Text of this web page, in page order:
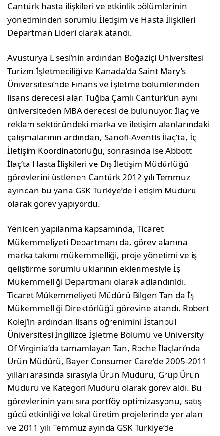
Cantürk hasta ilişkileri ve etkinlik bölümlerinin
yönetiminden sorumlu İletişim ve Hasta İlişkileri
Departman Lideri olarak atandı.
Avusturya Lisesi’nin ardından Boğaziçi Üniversitesi
Turizm İşletmeciliği ve Kanada’da Saint Mary’s
Üniversitesi’nde Finans ve İşletme bölümlerinden
lisans derecesi alan Tuğba Çamlı Cantürk’ün aynı
üniversiteden MBA derecesi de bulunuyor. İlaç ve
reklam sektöründeki marka ve iletişim alanlarındaki
çalışmalarının ardından, Sanofi-Aventis İlaç’ta, İç
İletişim Koordinatörlüğü, sonrasında ise Abbott
İlaç’ta Hasta İlişkileri ve Dış İletişim Müdürlüğü
görevlerini üstlenen Cantürk 2012 yılı Temmuz
ayından bu yana GSK Türkiye’de İletişim Müdürü
olarak görev yapıyordu.
Yeniden yapılanma kapsamında, Ticaret
Mükemmeliyeti Departmanı da, görev alanına
marka takımı mükemmelliği, proje yönetimi ve iş
geliştirme sorumluluklarının eklenmesiyle İş
Mükemmelliği Departmanı olarak adlandırıldı.
Ticaret Mükemmeliyeti Müdürü Bilgen Tan da İş
Mükemmelliği Direktörlüğü görevine atandı. Robert
Kolej’in ardından lisans öğrenimini İstanbul
Üniversitesi İngilizce İşletme Bölümü ve University
Of Virginia’da tamamlayan Tan, Roche İlaçları’nda
Ürün Müdürü, Bayer Consumer Care’de 2005-2011
yılları arasında sırasıyla Ürün Müdürü, Grup Ürün
Müdürü ve Kategori Müdürü olarak görev aldı. Bu
görevlerinin yanı sıra portföy optimizasyonu, satış
gücü etkinliği ve lokal üretim projelerinde yer alan
ve 2011 yılı Temmuz ayında GSK Türkiye’de